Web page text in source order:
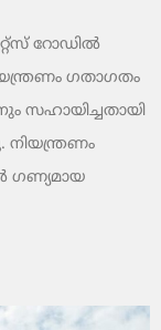
റോഡിൽ
ഗതാഗതം
സഹായിച്ചതായി
ഗണ്യമായ